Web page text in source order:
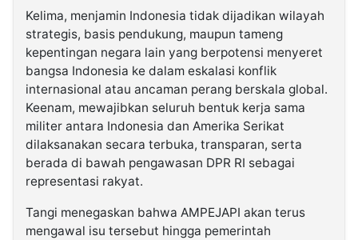
Kelima, menjamin Indonesia tidak dijadikan wilayah
strategis, basis pendukung, maupun tameng
kepentingan negara lain yang berpotensi menyeret
bangsa Indonesia ke dalam eskalasi konflik
internasional atau ancaman perang berskala global.
Keenam, mewajibkan seluruh bentuk kerja sama
militer antara Indonesia dan Amerika Serikat
dilaksanakan secara terbuka, transparan, serta
berada di bawah pengawasan DPR RI sebagai
representasi rakyat.
Tangi menegaskan bahwa AMPEJAPI akan terus
mengawal isu tersebut hingga pemerintah